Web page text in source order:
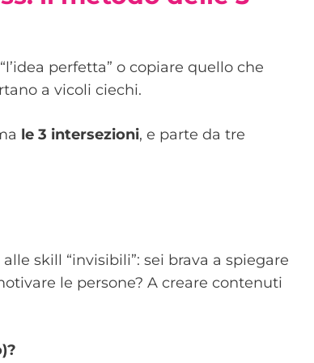
perfetta” o copiare quello che
a vicoli ciechi.
le 3 intersezioni, e parte da tre
skill “invisibili”: sei brava a spiegare
le persone? A creare contenuti